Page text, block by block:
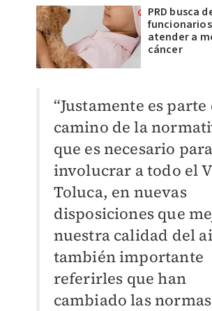
PRD busca
atender a
cáncer
“Justamente es
camino de la
que es necesario
involucrar a todo el
Toluca, en nuevas
disposiciones que
nuestra calidad del
también importante
referirles que han
cambiado las